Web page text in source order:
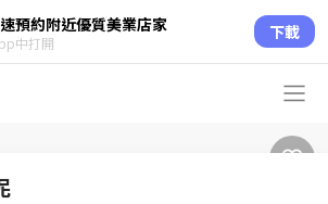
預約附近優質美業店家
中打開 下載